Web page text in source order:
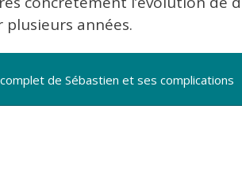
années.
de Sébastien et ses complications